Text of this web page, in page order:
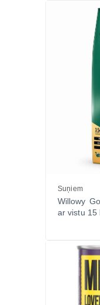
Suņiem
Willowy
ar vistu 15